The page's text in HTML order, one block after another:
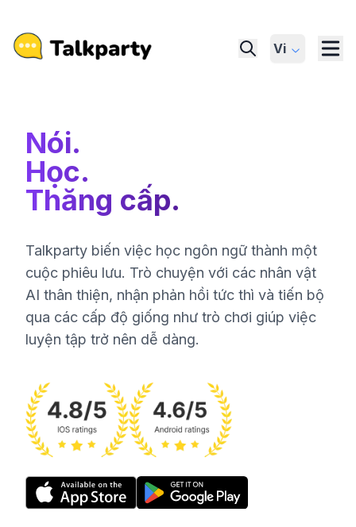
Vi
Nói.
Học.
Thăng cấp.
Talkparty biến việc học ngôn ngữ thành một
cuộc phiêu lưu. Trò chuyện với các nhân vật
AI thân thiện, nhận phản hồi tức thì và tiến bộ
qua các cấp độ giống như trò chơi giúp việc
luyện tập trở nên dễ dàng.